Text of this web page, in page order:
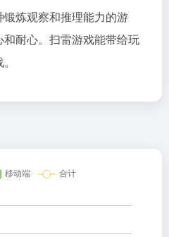
炼观察和推理能力的游
耐心。扫雷游戏能带给玩